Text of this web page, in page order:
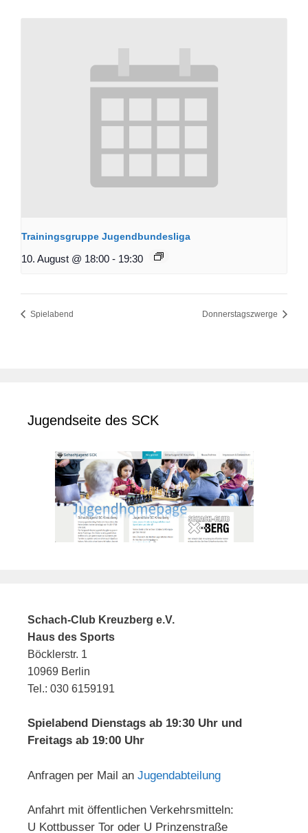
Trainingsgruppe Jugendbundesliga
10. August @ 18:00 - 19:30
Spielabend Donnerstagszwerge
Jugendseite des SCK
Schach-Club Kreuzberg e.V.
Haus des Sports
Böcklerstr. 1
10969 Berlin
Tel.: 030 6159191
Spielabend Dienstags ab 19:30 Uhr und
Freitags ab 19:00 Uhr
Anfragen per Mail an Jugendabteilung
Anfahrt mit öffentlichen Verkehrsmitteln:
U Kottbusser Tor oder U Prinzenstraße